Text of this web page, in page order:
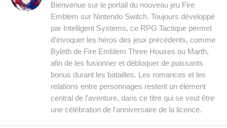
Bienvenue sur le portail du nouveau jeu Fire
Emblem sur Nintendo Switch. Toujours développé
par Intelligent Systems, ce RPG Tactique permet
d'invoquer les héros des jeux précédents, comme
Byleth de Fire Emblem Three Houses ou Marth,
afin de les fusionner et débloquer de puissants
bonus durant les batailles. Les romances et les
relations entre personnages restent un élément
central de l'aventure, dans ce titre qui se veut être
une célébration de l'anniversaire de la licence.